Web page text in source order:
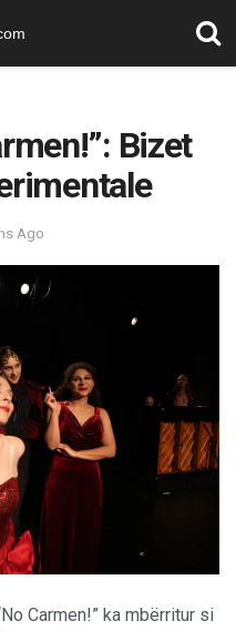
Bizet
Ago
Carmen!” ka mbërritur si